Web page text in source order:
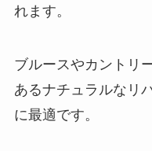
れます。
ブルースやカントリ
あるナチュラルなリ
に最適です。